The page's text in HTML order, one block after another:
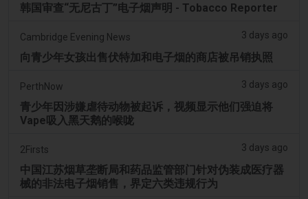
韩国审查“无尼古丁”电子烟声明 - Tobacco Reporter
Cambridge Evening News 3 days ago
向青少年女孩出售伏特加和电子烟的商店被吊销执照
PerthNow 3 days ago
青少年因涉嫌虐待动物被起诉，视频显示他们强迫将
Vape吸入黑天鹅的喉咙
2Firsts 3 days ago
中国江苏烟草垄断局和药品监管部门针对伪装成医疗器
械的非法电子烟销售，界定六类违规行为